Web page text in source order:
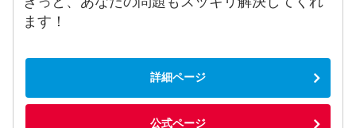
ます！
詳細ページ
公式ページ